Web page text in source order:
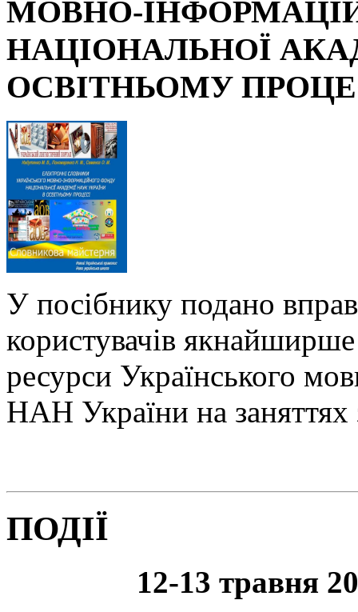
МОВНО-
НАЦІОНАЛЬНОЇ
ОСВІТНЬОМУ
У посібнику подано
користувачів
ресурси Українського
НАН України на заняттях
ПОДІЇ
12-13 травня